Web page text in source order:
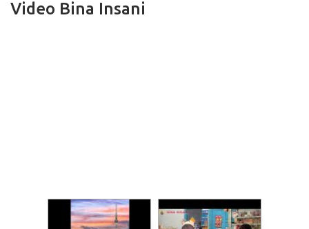
Video Bina Insani